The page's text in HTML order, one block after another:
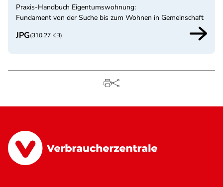
Praxis-Handbuch Eigentumswohnung:
Fundament von der Suche bis zum Wohnen in Gemeinschaft
JPG(310.27 KB)